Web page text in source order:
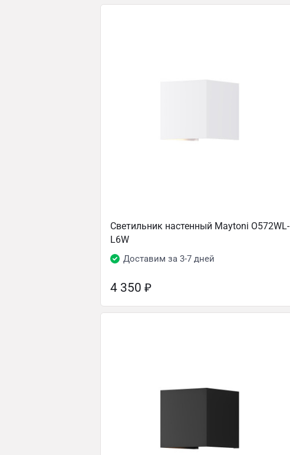
Светильник настенный Maytoni O572WL-
L6W
Доставим за 3-7 дней
4 350 ₽